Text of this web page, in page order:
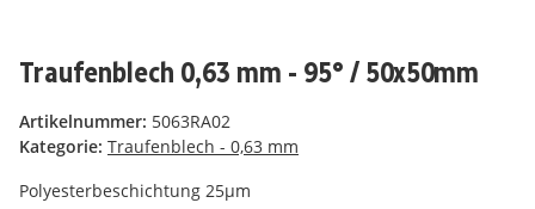
Traufenblech 0,63 mm - 95° / 50x50mm
Artikelnummer: 5063RA02
Kategorie: Traufenblech - 0,63 mm
Polyesterbeschichtung 25µm